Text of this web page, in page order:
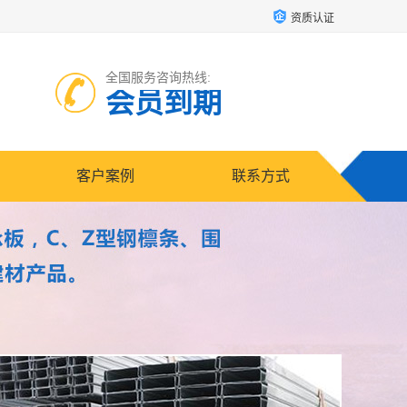
资质认证
全国服务咨询热线:
会员到期
客户案例 联系方式